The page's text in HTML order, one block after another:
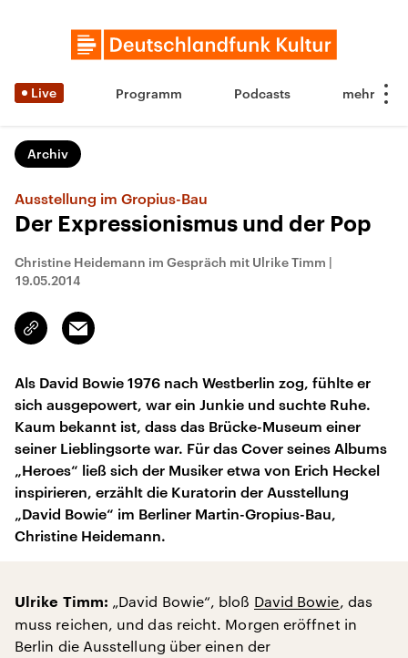
Live Programm Podcasts
Archiv
Ausstellung im Gropius-Bau
Der Expressionismus und der Pop
Christine Heidemann im Gespräch mit Ulrike Timm |
19.05.2014
Link
kopieren/teilen
Email
Als David Bowie 1976 nach Westberlin zog, fühlte er
sich ausgepowert, war ein Junkie und suchte Ruhe.
Kaum bekannt ist, dass das Brücke-Museum einer
seiner Lieblingsorte war. Für das Cover seines Albums
„Heroes“ ließ sich der Musiker etwa von Erich Heckel
inspirieren, erzählt die Kuratorin der Ausstellung
„David Bowie“ im Berliner Martin-Gropius-Bau,
Christine Heidemann.
Ulrike Timm: „David Bowie“, bloß David Bowie, das
muss reichen, und das reicht. Morgen eröffnet in
Berlin die Ausstellung über einen der